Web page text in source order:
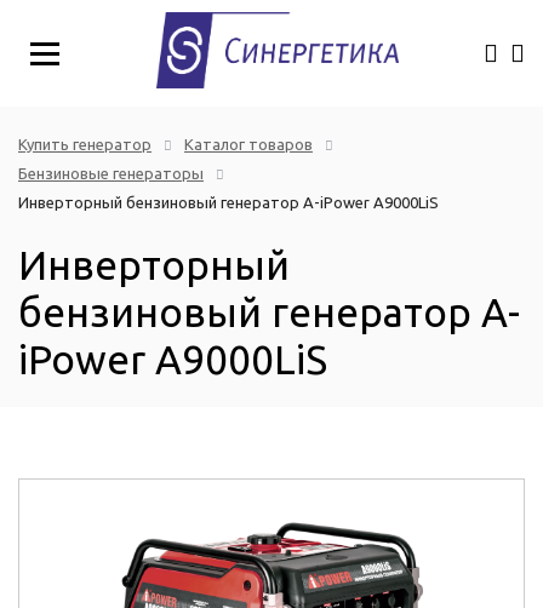
Купить генератор
Каталог товаров
Бензиновые генераторы
Инверторный бензиновый генератор A-iPower A9000LiS
Инверторный
бензиновый генератор A-
iPower A9000LiS